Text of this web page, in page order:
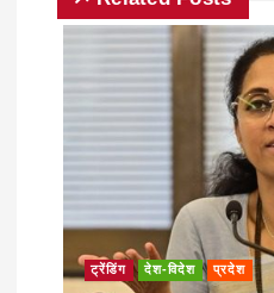
ट्रेंडिंग देश-विदेश प्रदेश